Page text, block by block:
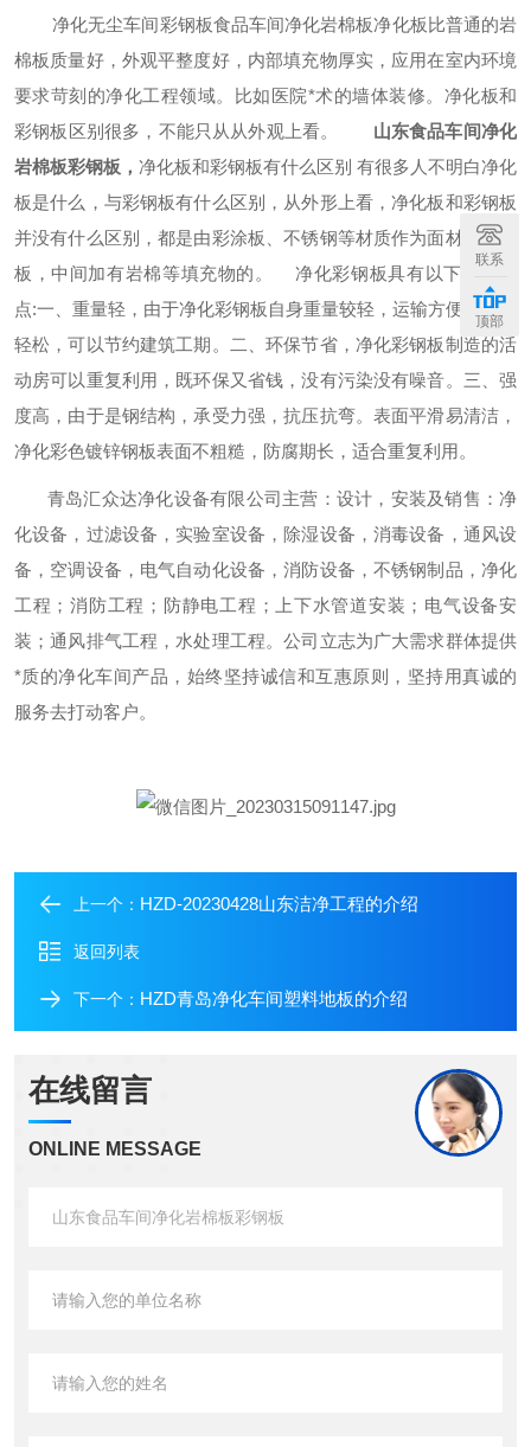
净化无尘车间彩钢板食品车间净化岩棉板净化板比普通的岩
棉板质量好，外观平整度好，内部填充物厚实，应用在室内环境
要求苛刻的净化工程领域。比如医院*术的墙体装修。净化板和
彩钢板区别很多，不能只从从外观上看。
山东食品车间净化
岩棉板彩钢板， 净化板和彩钢板有什么区别 有很多人不明白净化
板是什么，与彩钢板有什么区别，从外形上看，净化板和彩钢板
并没有什么区别，都是由彩涂板、不锈钢等材质作为面材的复合
板，中间加有岩棉等填充物的。
净化彩钢板具有以下四个优
点:一、重量轻，由于净化彩钢板自身重量较轻，运输方便，安装
轻松，可以节约建筑工期。二、环保节省，净化彩钢板制造的活
动房可以重复利用，既环保又省钱，没有污染没有噪音。三、强
度高，由于是钢结构，承受力强，抗压抗弯。表面平滑易清洁，
净化彩色镀锌钢板表面不粗糙，防腐期长，适合重复利用。
青岛汇众达净化设备有限公司主营：设计，安装及销售：净
化设备，过滤设备，实验室设备，除湿设备，消毒设备，通风设
备，空调设备，电气自动化设备，消防设备，不锈钢制品，净化
工程；消防工程；防静电工程；上下水管道安装；电气设备安
装；通风排气工程，水处理工程。公司立志为广大需求群体提供
*质的净化车间产品，始终坚持诚信和互惠原则，坚持用真诚的
服务去打动客户。
上一个： HZD-20230428山东洁净工程的介绍
返回列表
下一个： HZD青岛净化车间塑料地板的介绍
在线留言
ONLINE MESSAGE
联系
顶部